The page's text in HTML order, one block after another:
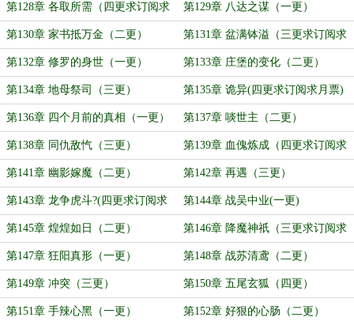
第128章 各取所需（四更求订阅求
月票！）
第129章 八达之谋（一更）
第130章 家书抵万金（二更） 第131章 盆满钵溢（三更求订阅求
月票）
第132章 修罗的身世（一更） 第133章 庄堡的变化（二更）
第134章 地母祭司（三更） 第135章 诡异(四更求订阅求月票)
第136章 四个月前的真相（一更） 第137章 啖世主（二更）
第138章 同仇敌忾（三更） 第139章 血傀炼成（四更求订阅求
月票）
第141章 幽影嫁魔（二更） 第142章 再遇（三更）
第143章 龙争虎斗?(四更求订阅求
月票)
第144章 战吴中业(一更)
第145章 煌煌如日（二更） 第146章 降魔神祇（三更求订阅求
月票）
第147章 狂阳真形（一更） 第148章 战苏清鸢（二更）
第149章 冲突（三更） 第150章 五尾玄狐（四更）
第151章 手辣心黑（一更） 第152章 好狠的心肠（二更）